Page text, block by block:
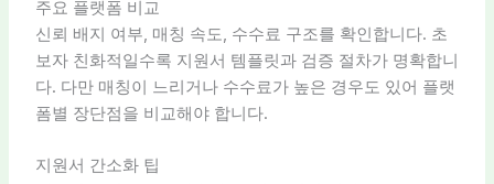
주요 플랫폼 비교
신뢰 배지 여부, 매칭 속도, 수수료 구조를 확인합니다. 초
보자 친화적일수록 지원서 템플릿과 검증 절차가 명확합니
다. 다만 매칭이 느리거나 수수료가 높은 경우도 있어 플랫
폼별 장단점을 비교해야 합니다.
지원서 간소화 팁